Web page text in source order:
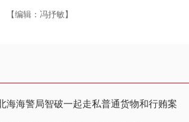
【编辑：冯抒敏】
海海警局智破一起走私普通货物和行贿案